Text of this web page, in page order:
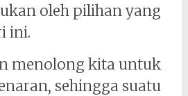
oleh pilihan yang
ini.
menolong kita untuk
sehingga suatu